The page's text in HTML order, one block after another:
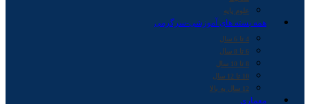
علوم پایه
همه بسته های آموزشی-سرگرمی
4 تا 6 سال
6 تا 8 سال
8 تا 10 سال
10 تا 12 سال
12 سال به بالا
معماری